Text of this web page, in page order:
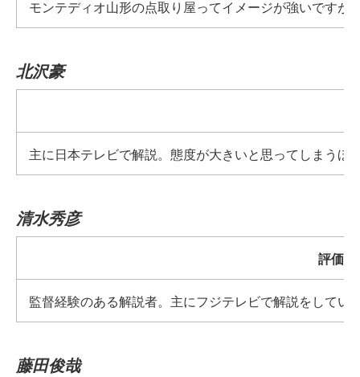
モンテディオ山形の点取り屋ってイメージが強いです
北沢豪
主に日本テレビで解説。態度が大きいと思ってしまう
清水秀彦
評価
監督経験のある解説者。主にフジテレビで解説をして
藤田俊哉